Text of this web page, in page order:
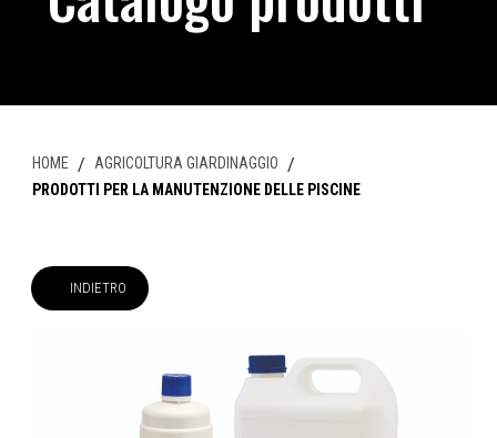
HOME /AGRICOLTURA GIARDINAGGIO /
PRODOTTI PER LA MANUTENZIONE DELLE PISCINE
INDIETRO